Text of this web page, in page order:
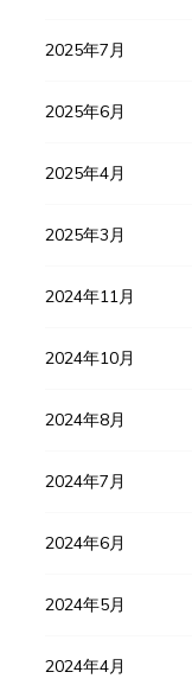
2025年7月
2025年6月
2025年4月
2025年3月
2024年11月
2024年10月
2024年8月
2024年7月
2024年6月
2024年5月
2024年4月